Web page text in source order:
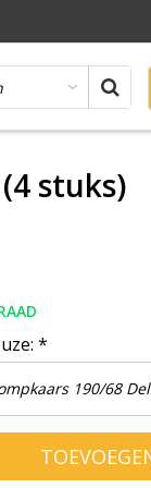
stuks)
*